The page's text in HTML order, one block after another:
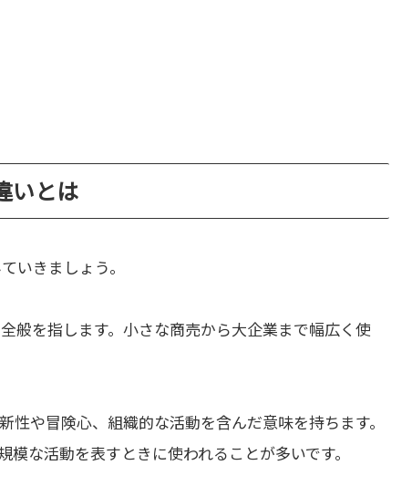
いとは
いきましょう。
般を指します。小さな商売から大企業まで幅広く使
性や冒険心、組織的な活動を含んだ意味を持ちます。
な活動を表すときに使われることが多いです。